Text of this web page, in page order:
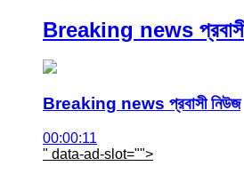
Breaking news
Breaking news প্রবাসী নিউজ
00:00:11
" data-ad-slot="">